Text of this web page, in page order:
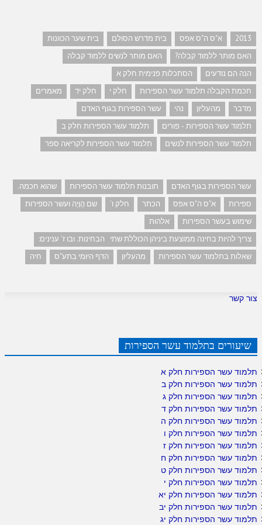
2013 א"ס ה"ס אפס בית מדרש הסולם
בית שער הכוונות
האם מותר ללמוד קבלה?
האם מותר לנשים ללמוד קבלה
הנה הם נודעים
הסתכלות פנימית חלק א
חכמת הקבלה תלמוד עשר הספירות
חלק י חלק יד
מאמרים
מדבר
מהעליון נהי
עשר הספירות בגוף האדם
תלמוד עשר הספירות - פורים
תלמוד עשר הספירות חלק ב
תלמוד עשר הספירות לנשים
תלמוד עשר הספירות לקריאה ספר
עשר הספירות בגוף האדם תובנות תלמוד עשר הספירות
שהוא חכמה.
ספירות
א"ס ה"ס אפס הכתר חלק ו'
שם הֲוָיָה ועשר הספירות
שימוש בעשר הספירות
אלהות
צריך להיות בחינה ממוצעת ביניהן הכוללת שתי הבחינות. ובו ז' ענינים:
שאלות בתלמוד עשר הספירות
מהעליון הדף היומי בתע"ס חיה
צור קשר
שיעורים בתלמוד עשר הספירות
תלמוד עשר הספירות חלק א
תלמוד עשר הספירות חלק ב
תלמוד עשר הספירות חלק ג
תלמוד עשר הספירות חלק ד
תלמוד עשר הספירות חלק ה
תלמוד עשר הספירות חלק ו
תלמוד עשר הספירות חלק ז
תלמוד עשר הספירות חלק ח
תלמוד עשר הספירות חלק ט
תלמוד עשר הספירות חלק י
תלמוד עשר הספירות חלק יא
תלמוד עשר הספירות חלק יב
תלמוד עשר הספירות חלק יג